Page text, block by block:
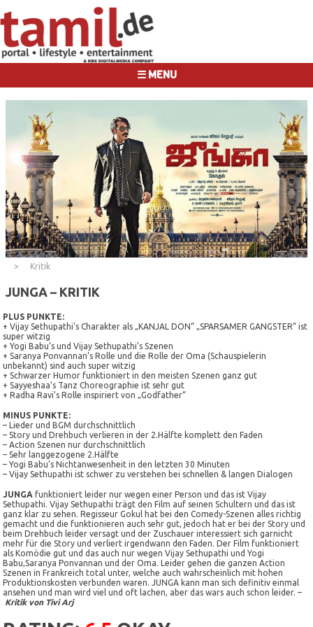
☰ MENU
Kritik
JUNGA – KRITIK
PLUS PUNKTE:
+ Vijay Sethupathi’s Charakter als „KANJAL DON“ „SPARSAMER GANGSTER“ ist
super witzig
+ Yogi Babu’s und Vijay Sethupathi’s Szenen
+ Saranya Ponvannan’s Rolle und die Rolle der Oma (Schauspielerin
unbekannt) sind auch super witzig
+ Schwarzer Humor funktioniert in den meisten Szenen ganz gut
+ Sayyeshaa’s Tanz Choreographie ist sehr gut
+ Radha Ravi’s Rolle inspiriert von „Godfather“
MINUS PUNKTE:
– Lieder und BGM durchschnittlich
– Story und Drehbuch verlieren in der 2.Hälfte komplett den Faden
– Action Szenen nur durchschnittlich
– Sehr langgezogene 2.Hälfte
– Yogi Babu’s Nichtanwesenheit in den letzten 30 Minuten
– Vijay Sethupathi ist schwer zu verstehen bei schnellen & langen Dialogen
JUNGA funktioniert leider nur wegen einer Person und das ist Vijay
Sethupathi. Vijay Sethupathi trägt den Film auf seinen Schultern und das ist
ganz klar zu sehen. Regisseur Gokul hat bei den Comedy-Szenen alles richtig
gemacht und die funktionieren auch sehr gut, jedoch hat er bei der Story und
beim Drehbuch leider versagt und der Zuschauer interessiert sich garnicht
mehr für die Story und verliert irgendwann den Faden. Der Film funktioniert
als Komödie gut und das auch nur wegen Vijay Sethupathi und Yogi
Babu,Saranya Ponvannan und der Oma. Leider gehen die ganzen Action
Szenen in Frankreich total unter, welche auch wahrscheinlich mit hohen
Produktionskosten verbunden waren. JUNGA kann man sich definitiv einmal
ansehen und man wird viel und oft lachen, aber das wars auch schon leider. –
Kritik von Tivi Arj